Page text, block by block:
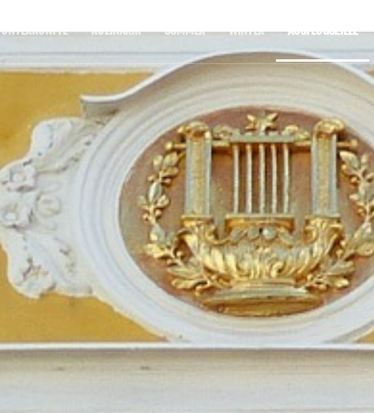
UNTERKÜNFTE KULINARIK SOMMER WINTER AUSFLUGSZIELE